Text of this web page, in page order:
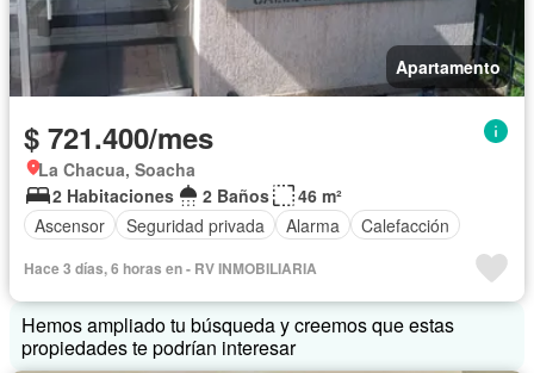
Apartamento
$ 721.400/mes
La Chacua, Soacha
2 Habitaciones
2 Baños
46 m²
Ascensor
Seguridad privada Alarma Calefacción
Hace 3 días, 6 horas en - RV INMOBILIARIA
Hemos ampliado tu búsqueda y creemos que estas
propiedades te podrían interesar